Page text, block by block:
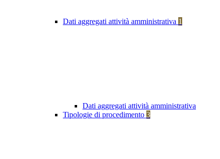
Dati aggregati attività amministrativa 1
Dati aggregati attività amministrativa
Tipologie di procedimento 3